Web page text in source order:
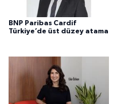
BNP Paribas Cardif
Türkiye’de üst düzey atama